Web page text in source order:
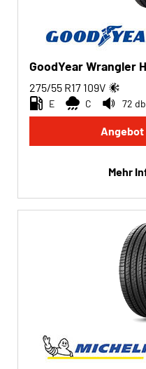
GoodYear Wrangler
275/55 R17 109V
E C 72 db
Mehr